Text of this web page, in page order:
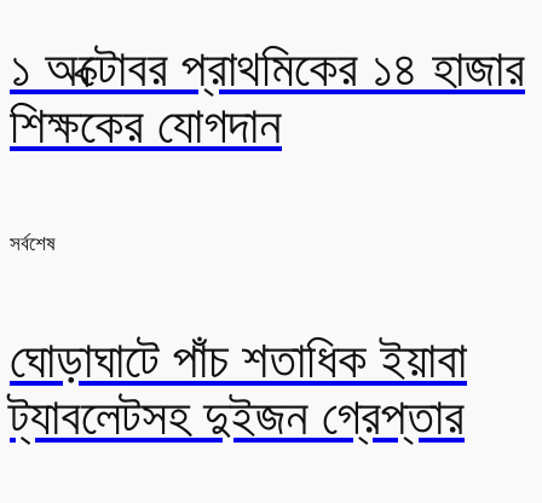
১ অক্টোবর প্রাথমিকের ১৪ হাজার
শিক্ষকের যোগদান
সর্বশেষ
ঘোড়াঘাটে পাঁচ শতাধিক ইয়াবা
ট্যাবলেটসহ দুইজন গ্রেপ্তার